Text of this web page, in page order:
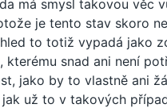
má smysl takovou věc
je tento stav skoro
to totiž vypadá jako
kterému snad ani není
jako by to vlastně ani
jak už to v takových